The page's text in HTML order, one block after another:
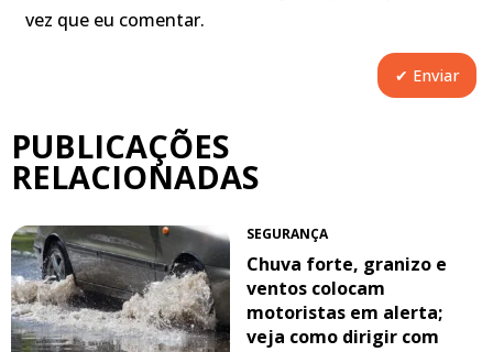
vez que eu comentar.
PUBLICAÇÕES
RELACIONADAS
SEGURANÇA
Chuva forte, granizo e
ventos colocam
motoristas em alerta;
veja como dirigir com